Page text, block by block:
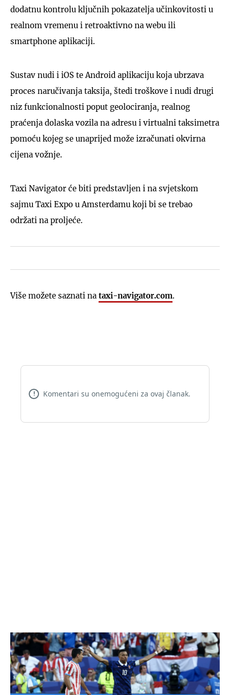
dodatnu kontrolu ključnih pokazatelja učinkovitosti u
realnom vremenu i retroaktivno na webu ili
smartphone aplikaciji.
Sustav nudi i iOS te Android aplikaciju koja ubrzava
proces naručivanja taksija, štedi troškove i nudi drugi
niz funkcionalnosti poput geolociranja, realnog
praćenja dolaska vozila na adresu i virtualni taksimetra
pomoću kojeg se unaprijed može izračunati okvirna
cijena vožnje.
Taxi Navigator će biti predstavljen i na svjetskom
sajmu Taxi Expo u Amsterdamu koji bi se trebao
održati na proljeće.
Više možete saznati na taxi-navigator.com.
! Komentari su onemogućeni za ovaj članak.